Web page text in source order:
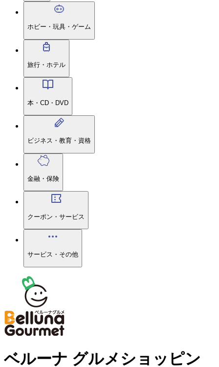
ホビー・玩具・ゲーム
旅行・ホテル
本・CD・DVD
ビジネス・教育・資格
金融・保険
クーポン・サービス
サービス・その他
ベルーナ グルメショッピン